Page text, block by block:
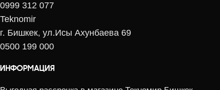
0999 312 077
Teknomir
г. Бишкек, ул.Исы Ахунбаева 69
0500 199 000
ИНФОРМАЦИЯ